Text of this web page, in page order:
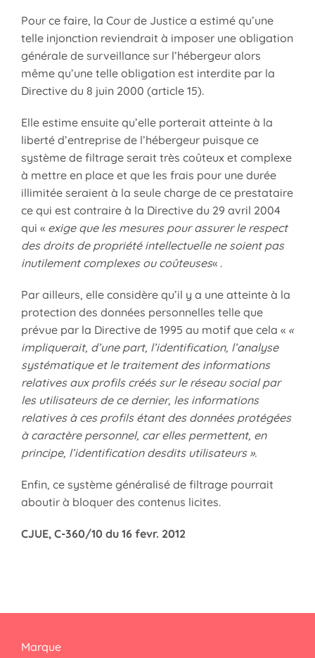
Pour ce faire, la Cour de Justice a estimé qu’une
telle injonction reviendrait à imposer une obligation
générale de surveillance sur l’hébergeur alors
même qu’une telle obligation est interdite par la
Directive du 8 juin 2000 (article 15).
Elle estime ensuite qu’elle porterait atteinte à la
liberté d’entreprise de l’hébergeur puisque ce
système de filtrage serait très coûteux et complexe
à mettre en place et que les frais pour une durée
illimitée seraient à la seule charge de ce prestataire
ce qui est contraire à la Directive du 29 avril 2004
qui « exige que les mesures pour assurer le respect
des droits de propriété intellectuelle ne soient pas
inutilement complexes ou coûteuses« .
Par ailleurs, elle considère qu’il y a une atteinte à la
protection des données personnelles telle que
prévue par la Directive de 1995 au motif que cela « «
impliquerait, d’une part, l’identification, l’analyse
systématique et le traitement des informations
relatives aux profils créés sur le réseau social par
les utilisateurs de ce dernier, les informations
relatives à ces profils étant des données protégées
à caractère personnel, car elles permettent, en
principe, l’identification desdits utilisateurs ».
Enfin, ce système généralisé de filtrage pourrait
aboutir à bloquer des contenus licites.
CJUE, C-360/10 du 16 fevr. 2012
Marque